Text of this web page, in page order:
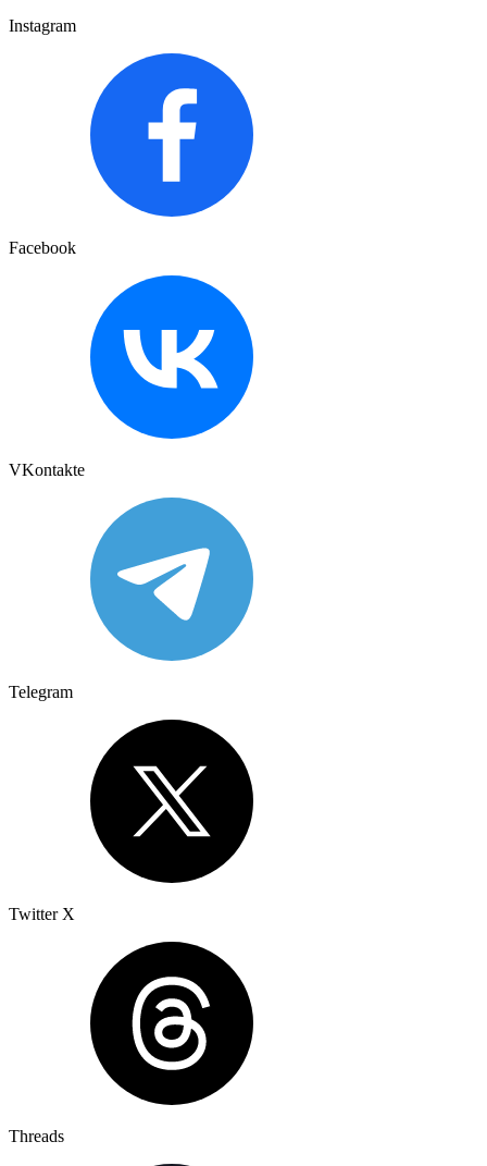
Instagram
Facebook
VKontakte
Telegram
Twitter X
Threads